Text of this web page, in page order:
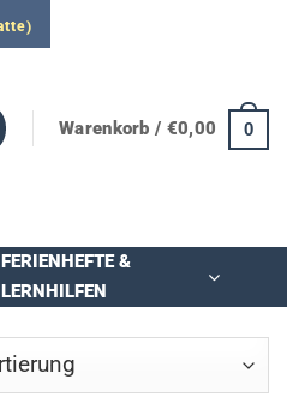
Warenkorb / €0,00 0
FERIENHEFTE &
LERNHILFEN